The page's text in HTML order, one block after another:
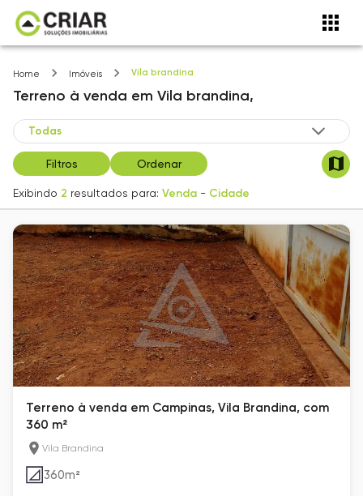
Home Imóveis Vila brandina
Terreno à venda em Vila brandina,
Filtros Ordenar
Exibindo 2 resultados para: Venda - Cidade
Terreno à venda em Campinas, Vila Brandina, com
360 m²
Vila Brandina
360m²